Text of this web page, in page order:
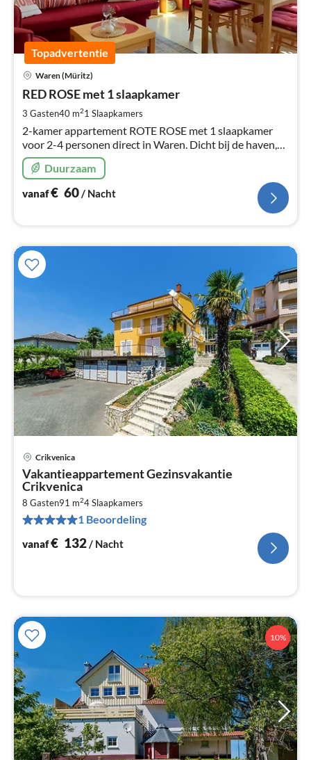
Topadvertentie
Waren (Müritz)
RED ROSE met 1 slaapkamer
3 Gasten40 m21 Slaapkamers
2-kamer appartement ROTE ROSE met 1 slaapkamer
voor 2-4 personen direct in Waren. Dicht bij de haven,
de oude stad en het water.
Duurzaam
vanaf€ 60/ Nacht
Crikvenica
Vakantieappartement Gezinsvakantie
Crikvenica
8 Gasten91 m24Slaapkamers
1 Beoordeling
vanaf€ 132 / Nacht
10%